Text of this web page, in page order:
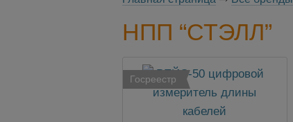
НПП “СТЭЛЛ”
Госреестр